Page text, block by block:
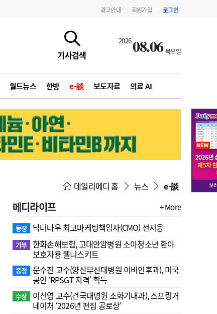
광고안내 회원가입 로그인
기사검색
202608.06 목요일
월드뉴스 한방 e-談 보도자료 의료 AI
지침·기준·평가 약제급여 심사 결과
데일리메디 홈 뉴스 e-談
메디라이프 + More
동정 닥터나우 최고마케팅책임자(CMO) 전지웅
기부 한화손해보험, 고대안암병원 소아청소년 환아
보호자용 웰니스키트
동정
문수진 교수( 양산부산대병원 이비인후과), 미국
공인 ‘RPSGT 자격’ 획득
수상
이선영 교수(건국대병원 소화기내과), 스프링거
네이처 ‘2026년 편집 공로상’